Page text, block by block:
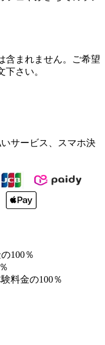
含まれません。ご希望
さい。
サービス、スマホ決
100％
料金の100％